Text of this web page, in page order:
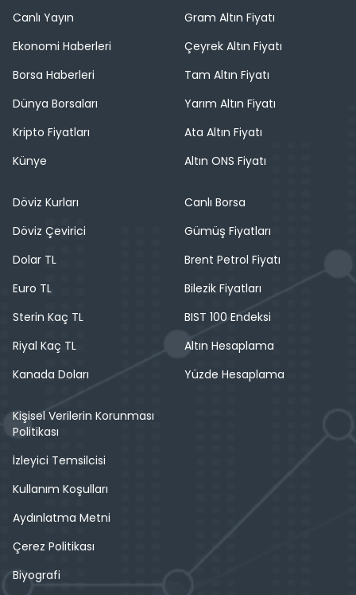
Canlı Yayın
Ekonomi Haberleri
Borsa Haberleri
Dünya Borsaları
Kripto Fiyatları
Künye
Gram Altın Fiyatı
Çeyrek Altın Fiyatı
Tam Altın Fiyatı
Yarım Altın Fiyatı
Ata Altın Fiyatı
Altın ONS Fiyatı
Döviz Kurları
Döviz Çevirici
Dolar TL
Euro TL
Sterin Kaç TL
Riyal Kaç TL
Kanada Doları
Canlı Borsa
Gümüş Fiyatları
Brent Petrol Fiyatı
Bilezik Fiyatları
BIST 100 Endeksi
Altın Hesaplama
Yüzde Hesaplama
Kişisel Verilerin Korunması
Politikası
İzleyici Temsilcisi
Kullanım Koşulları
Aydınlatma Metni
Çerez Politikası
Biyografi